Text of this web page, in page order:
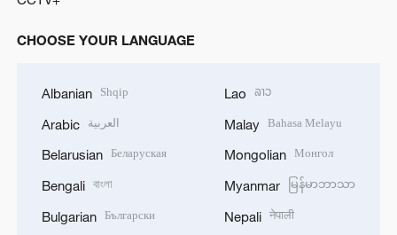
CHOOSE YOUR LANGUAGE
Albanian Shqip
Arabic العربية
Belarusian Беларуская
Bengali বাংলা
Bulgarian Български
Lao ລາວ
Malay Bahasa Melayu
Mongolian Монгол
Myanmar မြန်မာဘာသာ
Nepali नेपाली